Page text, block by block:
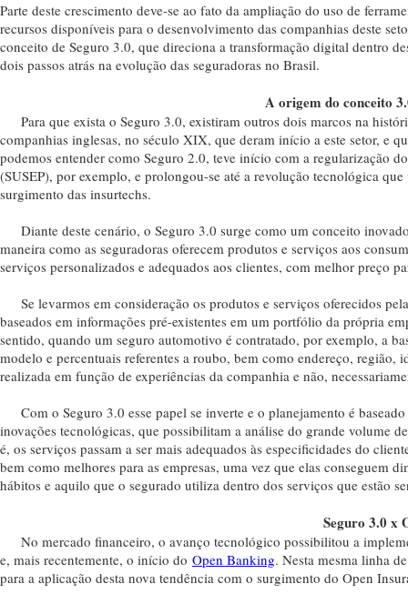
Parte deste crescimento deve-se ao fato da ampliação do uso de
recursos disponíveis para o desenvolvimento das companhias deste
conceito de Seguro 3.0, que direciona a transformação digital dentro
dois passos atrás na evolução das seguradoras no Brasil.
A origem do conceito
Para que exista o Seguro 3.0, existiram outros dois marcos na
companhias inglesas, no século XIX, que deram início a este setor, e
podemos entender como Seguro 2.0, teve início com a regularização
(SUSEP), por exemplo, e prolongou-se até a revolução tecnológica
surgimento das insurtechs.
Diante deste cenário, o Seguro 3.0 surge como um conceito
maneira como as seguradoras oferecem produtos e serviços aos
serviços personalizados e adequados aos clientes, com melhor preço
Se levarmos em consideração os produtos e serviços oferecidos
baseados em informações pré-existentes em um portfólio da própria
sentido, quando um seguro automotivo é contratado, por exemplo, a
modelo e percentuais referentes a roubo, bem como endereço,
realizada em função de experiências da companhia e não,
Com o Seguro 3.0 esse papel se inverte e o planejamento é
inovações tecnológicas, que possibilitam a análise do grande volume
é, os serviços passam a ser mais adequados às especificidades do
bem como melhores para as empresas, uma vez que elas conseguem
hábitos e aquilo que o segurado utiliza dentro dos serviços que estão
Seguro 3.0 x
No mercado financeiro, o avanço tecnológico possibilitou a
e, mais recentemente, o início do Open Banking. Nesta mesma linha
para a aplicação desta nova tendência com o surgimento do Open